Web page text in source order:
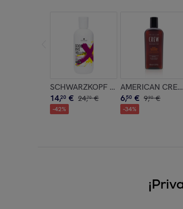
SCHWARZKOPF Good Bye Yellow
14,20 € 24,70 €
-42%
AMERICAN
6,50 € 9,90 €
-34%